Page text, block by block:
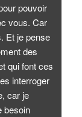
pouvoir
vous. Car
Et je pense
des
qui font ces
interroger
car je
besoin